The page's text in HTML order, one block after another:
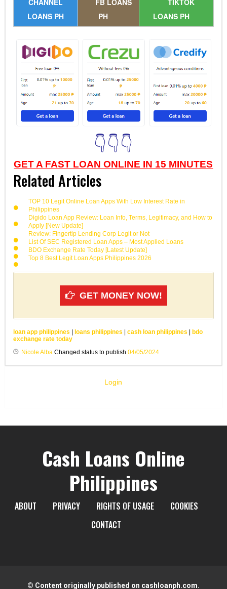
CHANNEL
LOANS PH
FB LOANS
PH
TIKTOK
LOANS PH
👇👇👇
GET A FAST LOAN ONLINE IN 15 MINUTES
Related Articles
TOP 10 Legit Online Loan Apps With Low Interest Rate in
Philippines
Digido Loan App Review: Loan Info, Terms, Legitimacy, and How to
Apply [New Update]
Review: Fingertip Lending Corp Legit or Not
List Of SEC Registered Loan Apps – Most Applied Loans
BDO Exchange Rate Today [Latest Update]
Top 8 Best Legit Loan Apps Philippines 2026
GET MONEY NOW!
loan app philippines | loans philippines | cash loan philippines | bdo
exchange rate today
Nicole Alba Changed status to publish 04/05/2024
Login
Cash Loans Online
Philippines
ABOUT PRIVACY RIGHTS OF USAGE
COOKIES
CONTACT
© Content originally published on cashloanph.com.